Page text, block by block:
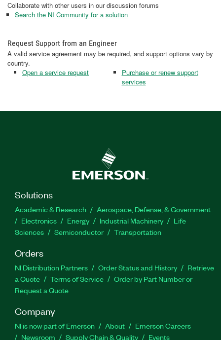
Collaborate with other users in our discussion forums
Search the NI Community for a solution
Request Support from an Engineer
A valid service agreement may be required, and support options vary by
country.
Open a service request
Purchase or renew support
services
Solutions
Academic & Research
Aerospace, Defense, & Government
Electronics
Energy Industrial Machinery
Life
Sciences
Semiconductor Transportation
Orders
NI Distribution Partners Order Status and History
Retrieve
a Quote
Terms of Service
Order by Part Number or
Request a Quote
Company
NI is now part of Emerson About
Emerson Careers
Newsroom
Supply Chain & Quality Events